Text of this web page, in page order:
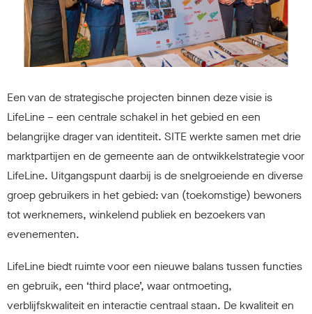
Een van de strategische projecten binnen deze visie is
LifeLine – een centrale schakel in het gebied en een
belangrijke drager van identiteit. SITE werkte samen met drie
marktpartijen en de gemeente aan de ontwikkelstrategie voor
LifeLine. Uitgangspunt daarbij is de snelgroeiende en diverse
groep gebruikers in het gebied: van (toekomstige) bewoners
tot werknemers, winkelend publiek en bezoekers van
evenementen.
LifeLine biedt ruimte voor een nieuwe balans tussen functies
en gebruik, een ‘third place’, waar ontmoeting,
verblijfskwaliteit en interactie centraal staan. De kwaliteit en